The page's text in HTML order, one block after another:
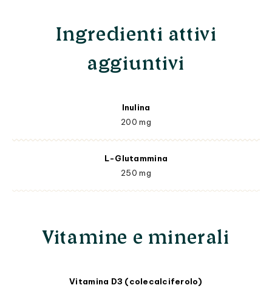
Ingredienti attivi
aggiuntivi
Inulina
200 mg
L-Glutammina
250 mg
Vitamine e minerali
Vitamina D3 (colecalciferolo)